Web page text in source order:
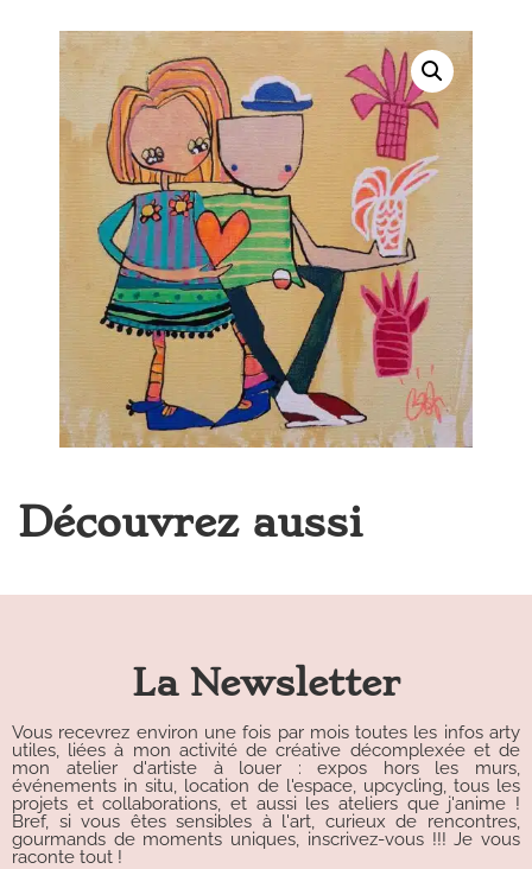
Découvrez aussi
La Newsletter
Vous recevrez environ une fois par mois toutes les infos arty
utiles, liées à mon activité de créative décomplexée et de
mon atelier d'artiste à louer : expos hors les murs,
événements in situ, location de l'espace, upcycling, tous les
projets et collaborations, et aussi les ateliers que j'anime !
Bref, si vous êtes sensibles à l'art, curieux de rencontres,
gourmands de moments uniques, inscrivez-vous !!! Je vous
raconte tout !